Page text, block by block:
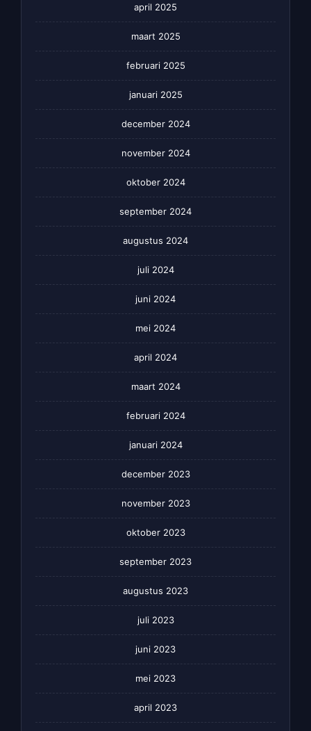
april 2025
maart 2025
februari 2025
januari 2025
december 2024
november 2024
oktober 2024
september 2024
augustus 2024
juli 2024
juni 2024
mei 2024
april 2024
maart 2024
februari 2024
januari 2024
december 2023
november 2023
oktober 2023
september 2023
augustus 2023
juli 2023
juni 2023
mei 2023
april 2023